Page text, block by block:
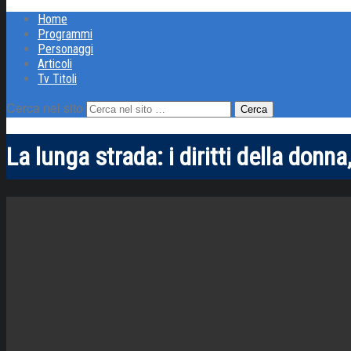
Home
Programmi
Personaggi
Articoli
Tv Titoli
Cerca nel sito
La lunga strada: i diritti della